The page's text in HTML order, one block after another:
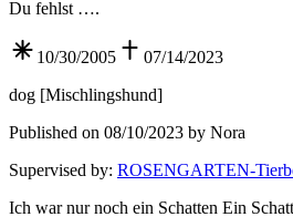
Du fehlst ….
10/30/2005
07/14/2023
dog [Mischlingshund]
Published on 08/10/2023 by Nora
Supervised by: ROSENGARTEN-
Ich war nur noch ein Schatten Ein